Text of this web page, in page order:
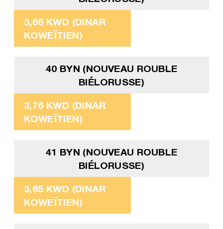
3,66 KWD (DINAR
KOWEÏTIEN)
40 BYN (NOUVEAU ROUBLE
BIÉLORUSSE)
3,76 KWD (DINAR
KOWEÏTIEN)
41 BYN (NOUVEAU ROUBLE
BIÉLORUSSE)
3,85 KWD (DINAR
KOWEÏTIEN)